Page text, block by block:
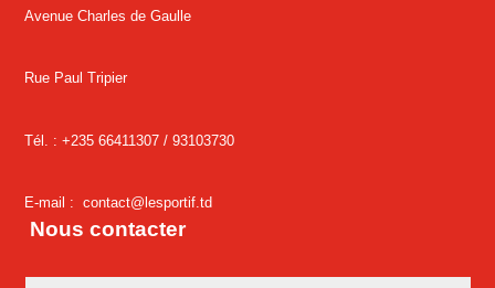
Avenue Charles de Gaulle
Rue Paul Tripier
Tél. : +235 66411307 /93103730
E-mail :contact@lesportif.td
Nous contacter